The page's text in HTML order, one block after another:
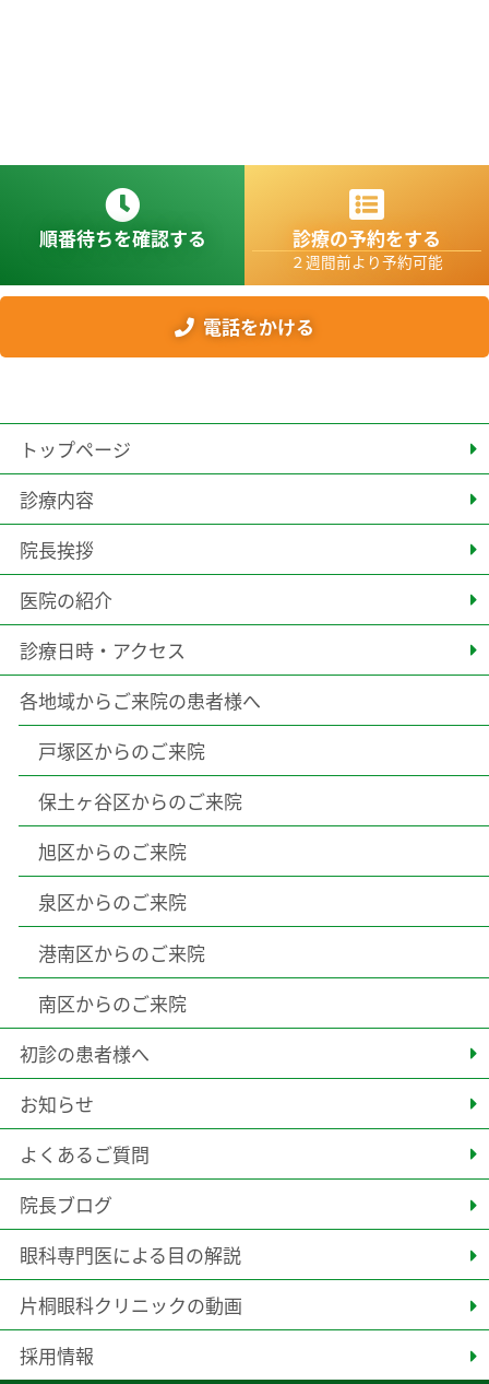
順番待ちを確認する 診療の予約をする
２週間前より予約可能
電話をかける
トップページ
診療内容
院長挨拶
医院の紹介
診療日時・アクセス
各地域からご来院の患者様へ
戸塚区からのご来院
保土ヶ谷区からのご来院
旭区からのご来院
泉区からのご来院
港南区からのご来院
南区からのご来院
初診の患者様へ
お知らせ
よくあるご質問
院長ブログ
眼科専門医による目の解説
片桐眼科クリニックの動画
採用情報